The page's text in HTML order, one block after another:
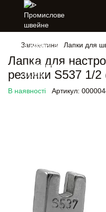
Запчастини Лапки для
Лапка для
резинки S537 1/
В наявності Артикул: